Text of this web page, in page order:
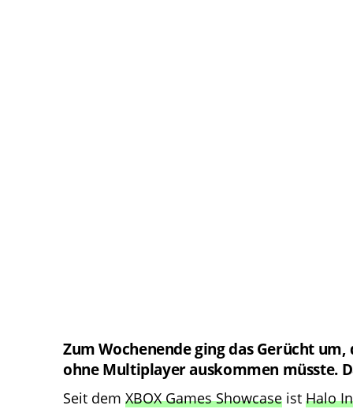
Zum Wochenende ging das Gerücht
ohne Multiplayer auskommen müsste.
Seit dem XBOX Games Showcase ist Halo